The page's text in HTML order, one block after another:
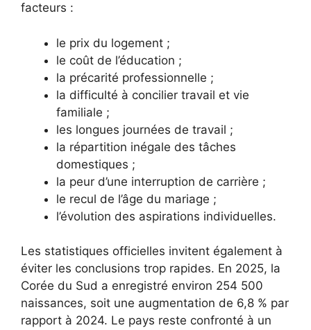
facteurs :
le prix du logement ;
le coût de l’éducation ;
la précarité professionnelle ;
la difficulté à concilier travail et vie
familiale ;
les longues journées de travail ;
la répartition inégale des tâches
domestiques ;
la peur d’une interruption de carrière ;
le recul de l’âge du mariage ;
l’évolution des aspirations individuelles.
Les statistiques officielles invitent également à
éviter les conclusions trop rapides. En 2025, la
Corée du Sud a enregistré environ 254 500
naissances, soit une augmentation de 6,8 % par
rapport à 2024. Le pays reste confronté à un